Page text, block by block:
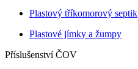
Plastový tříkomorový septik
Plastové jímky a žumpy
Příslušenství ČOV